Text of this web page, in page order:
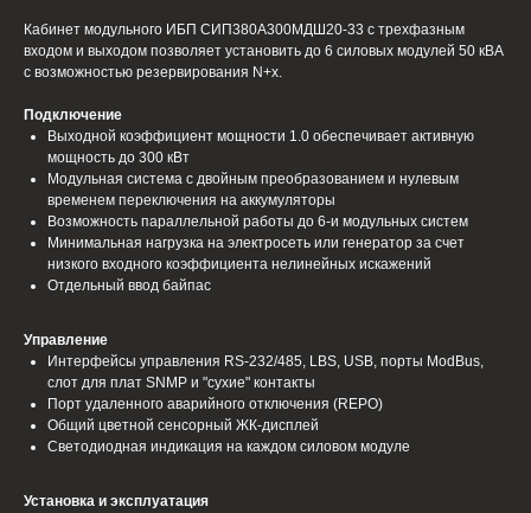
Кабинет модульного ИБП СИП380А300МДШ20-33 с трехфазным
входом и выходом позволяет установить до 6 силовых модулей 50 кВА
с возможностью резервирования N+х.
Подключение
Выходной коэффициент мощности 1.0 обеспечивает активную
мощность до 300 кВт
Модульная система с двойным преобразованием и нулевым
временем переключения на аккумуляторы
Возможность параллельной работы до 6-и модульных систем
Минимальная нагрузка на электросеть или генератор за счет
низкого входного коэффициента нелинейных искажений
Отдельный ввод байпас
Управление
Интерфейсы управления RS-232/485, LBS, USB, порты ModBus,
слот для плат SNMP и "сухие" контакты
Порт удаленного аварийного отключения (REPO)
Общий цветной сенсорный ЖК-дисплей
Светодиодная индикация на каждом силовом модуле
Установка и эксплуатация